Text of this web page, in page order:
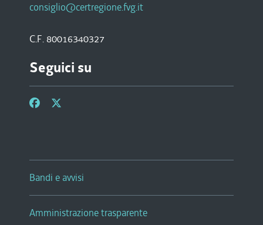
consiglio@certregione.fvg.it
C.F. 80016340327
Seguici su
Bandi e avvisi
Amministrazione trasparente